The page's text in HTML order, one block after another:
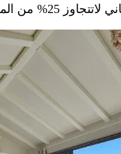
الكلية للمشروع.